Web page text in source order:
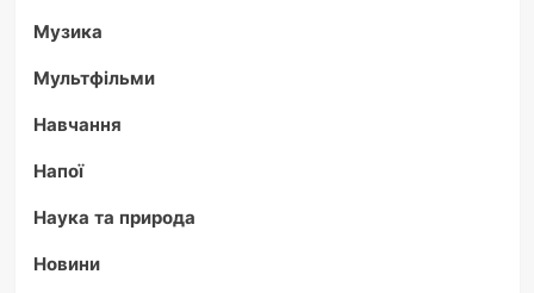
Музика
Мультфільми
Навчання
Напої
Наука та природа
Новини